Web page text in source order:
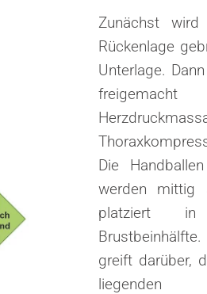
Zunächst
Rückenlage
Unterlage.
Die
werden mittig
platziert
greift darüber,
liegenden